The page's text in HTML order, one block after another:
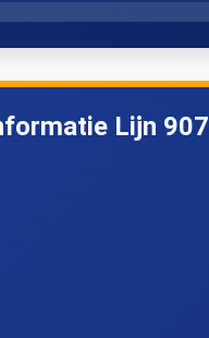
Sint-Albanusstraat
Molenweg
Lijn 907